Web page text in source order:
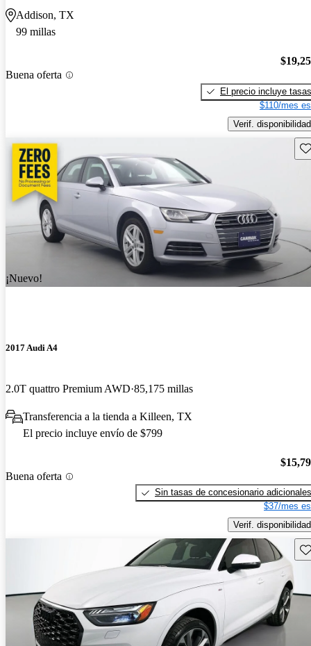
Addison, TX
99 millas
Buena oferta
El precio incluye tasas
$110/mes
Verif. disponibilidad
¡Nuevo!
2017 Audi A4
2.0T quattro Premium AWD 85,175 millas
Transferencia a la tienda a Killeen, TX
El precio incluye envío de $799
Buena oferta
Sin tasas de concesionario adicionales
$37/mes
Verif. disponibilidad